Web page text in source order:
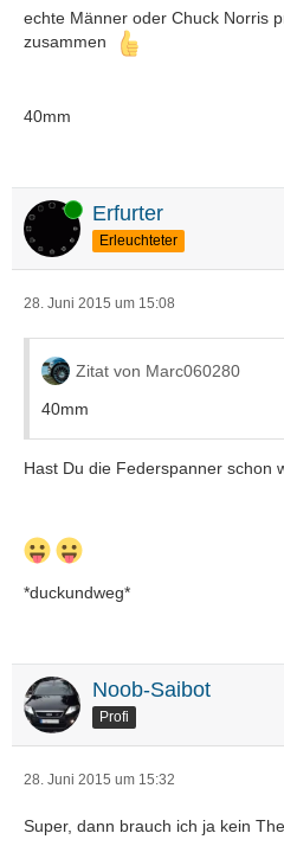
echte Männer oder Chuck Norris
zusammen
40mm
Online Erfurter
Erleuchteter
28. Juni 2015 um 15:08
Zitat von Marc060280
40mm
Hast Du die Federspanner schon
*duckundweg*
Noob-Saibot
Profi
28. Juni 2015 um 15:32
Super, dann brauch ich ja kein